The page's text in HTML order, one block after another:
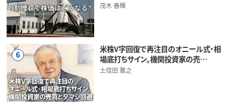
茂木 春輝
6
米株V字回復で再注目のオニール式・相
場底打ちサイン。機関投資家の売…
土信田 雅之